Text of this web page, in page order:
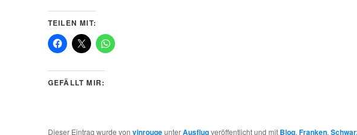
TEILEN MIT:
GEFÄLLT MIR:
Dieser Eintrag wurde von vinrougeunterAusflugveröffentlicht und mit Blog, Franken,